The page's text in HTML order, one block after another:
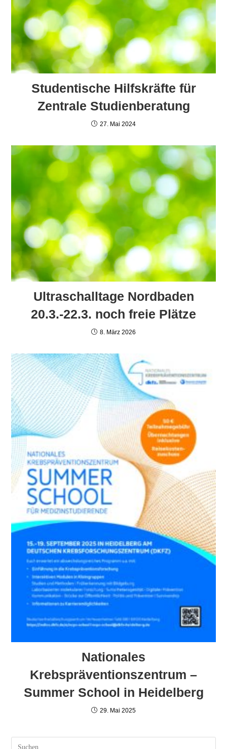
Studentische Hilfskräfte für
Zentrale Studienberatung
27. Mai 2024
Ultraschalltage Nordbaden
20.3.-22.3. noch freie Plätze
8. März 2026
Nationales
Krebspräventionszentrum –
Summer School in Heidelberg
29. Mai 2025